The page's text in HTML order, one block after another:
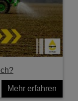
Mehr erfahren